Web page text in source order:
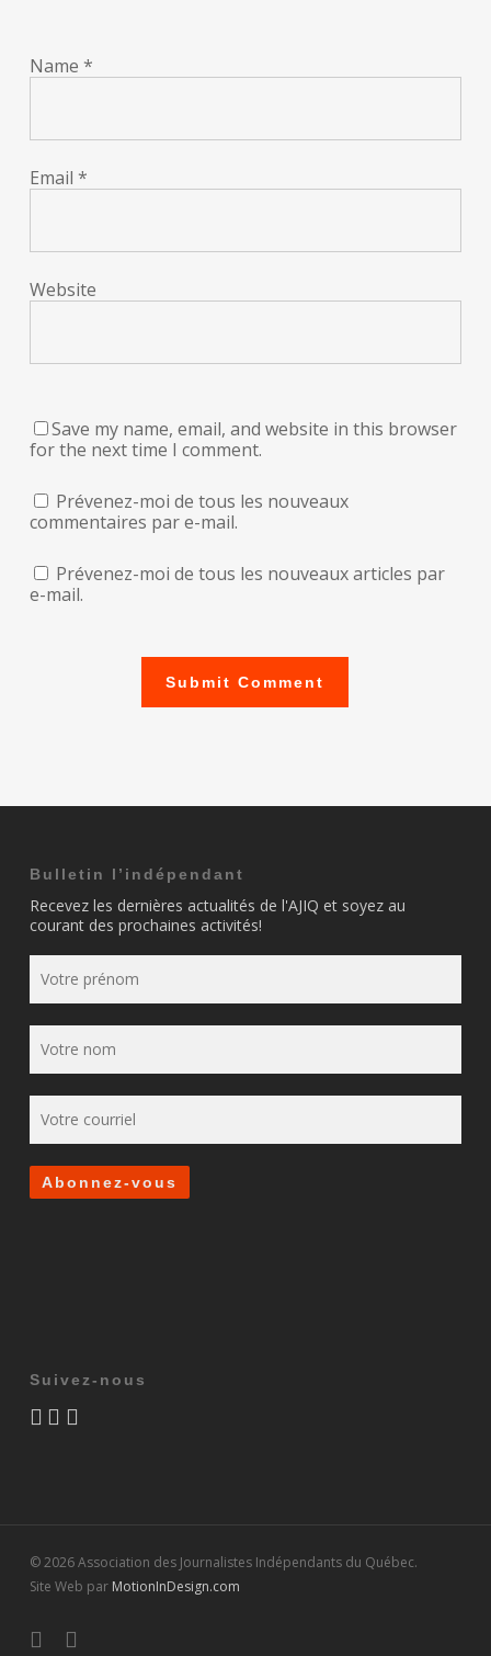
Name *
Email *
Website
Save my name, email, and website in this browser
for the next time I comment.
Prévenez-moi de tous les nouveaux
commentaires par e-mail.
Prévenez-moi de tous les nouveaux articles par
e-mail.
Bulletin l’indépendant
Recevez les dernières actualités de l'AJIQ et soyez au
courant des prochaines activités!
Suivez-nous
© 2026 Association des Journalistes Indépendants du Québec.
Site Web par MotionInDesign.com
twitterfacebook